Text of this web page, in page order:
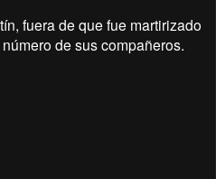
fuera de que fue martirizado
de sus compañeros.